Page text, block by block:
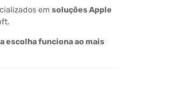
em soluções Apple
escolha funciona ao mais